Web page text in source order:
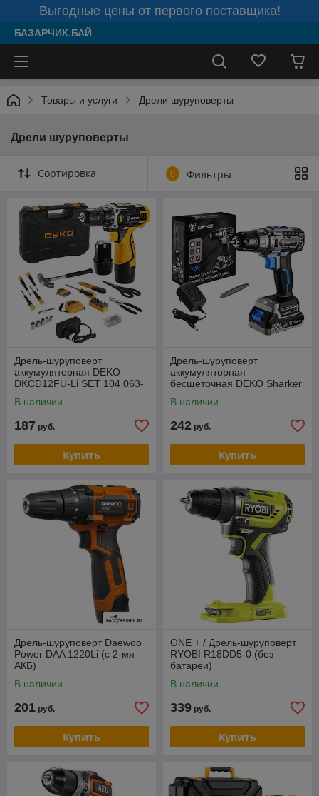
Выгодные цены от первого поставщика!
БАЗАРЧИК.БАЙ
Товары и услуги Дрели шуруповерты
Дрели шуруповерты
Сортировка 0 Фильтры
Дрель-шуруповерт
аккумуляторная DEKO
DKCD12FU-Li SET 104 063-
В наличии
187 руб.
Купить
Дрель-шуруповерт
аккумуляторная
бесщеточная DEKO Sharker
В наличии
242 руб.
Купить
Дрель-шуруповерт Daewoo
Power DAA 1220Li (с 2-мя
АКБ)
В наличии
201 руб.
Купить
ONE + / Дрель-шуруповерт
RYOBI R18DD5-0 (без
батареи)
В наличии
339 руб.
Купить